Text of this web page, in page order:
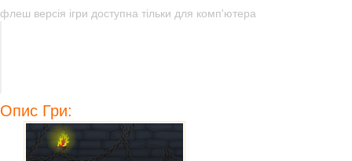
флеш версія ігри доступна тільки для комп'ютера
Опис Гри: